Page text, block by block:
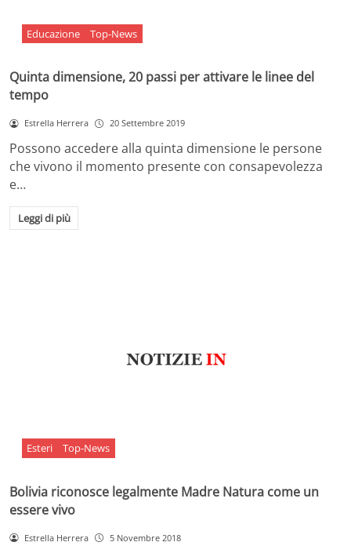
Educazione Top-News
Quinta dimensione, 20 passi per attivare le linee del
tempo
Estrella Herrera 20 Settembre 2019
Possono accedere alla quinta dimensione le persone
che vivono il momento presente con consapevolezza
e…
Leggi di più
Esteri Top-News
Bolivia riconosce legalmente Madre Natura come un
essere vivo
Estrella Herrera 5 Novembre 2018